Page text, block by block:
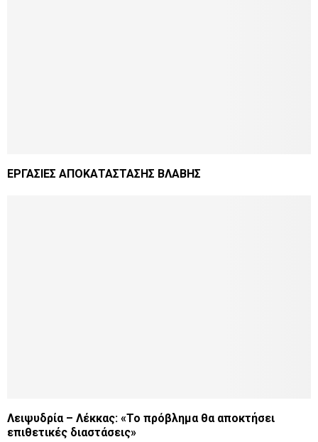
ΕΡΓΑΣΙΕΣ ΑΠΟΚΑΤΑΣΤΑΣΗΣ ΒΛΑΒΗΣ
Λειψυδρία – Λέκκας: «Το πρόβλημα θα αποκτήσει
επιθετικές διαστάσεις»